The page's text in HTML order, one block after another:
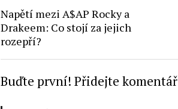
Napětí mezi A$AP Rocky a
Drakeem: Co stojí za jejich
rozepří?
Buďte první! Přidejte komentář